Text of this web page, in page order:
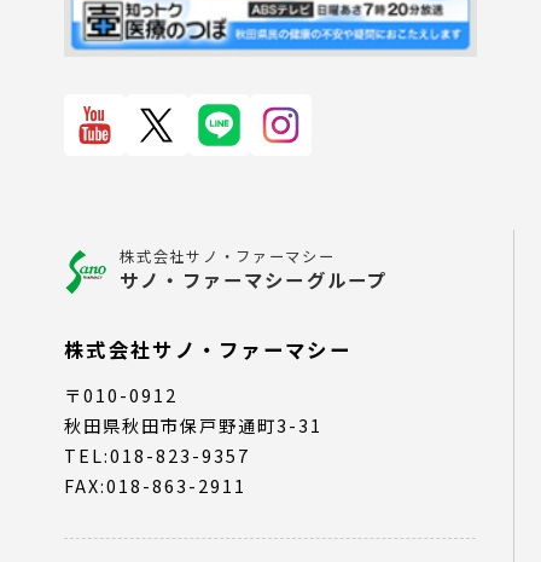
株式会社サノ・ファーマシー
サノ・ファーマシーグループ
株式会社サノ・ファーマシー
〒010-0912
秋田県秋田市保戸野通町3-31
TEL:018-823-9357
FAX:018-863-2911